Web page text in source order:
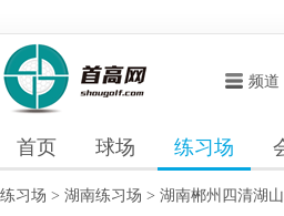
频道
首页 球场 练习场
练习场 > 湖南练习场 > 湖南郴州四清湖